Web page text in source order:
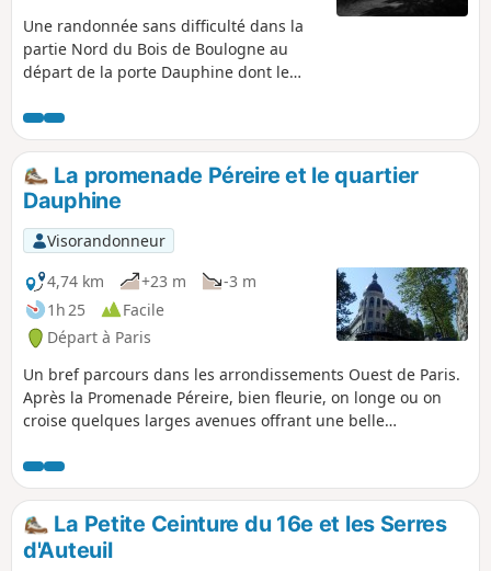
Une randonnée sans difficulté dans la
partie Nord du Bois de Boulogne au
départ de la porte Dauphine dont le
lieux remarquables : pointe du Lac
Inférieur, "diagonale des ruisseaux"
(GR®1), entrée du parc de Bagatelle,
mare Saint James et enfin le "Vaisseau
de Verre" de Frank Gehry (bâtiment de
la Fondation Vuitton), avant de
retourner à votre point de départ.
La promenade Péreire et le quartier
Dauphine
Visorandonneur
4,74 km
+23 m
-3 m
1h 25
Facile
Départ à Paris
Un bref parcours dans les arrondissements Ouest de Paris.
Après la Promenade Péreire, bien fleurie, on longe ou on
croise quelques larges avenues offrant une belle
La Petite Ceinture du 16e et les Serres
d'Auteuil